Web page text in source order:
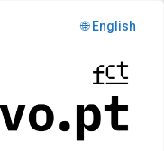
🌐 English